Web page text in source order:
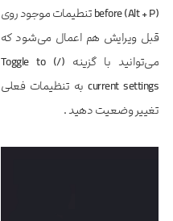
before (Alt + P)تنطیمات موجود روی
قبل ویرایش هم اعمال می‌شود که
می‌توانید با گزینه
(/) Toggle to
current settingsبه تنظیمات فعلی
تغییر وضعیت دهید .